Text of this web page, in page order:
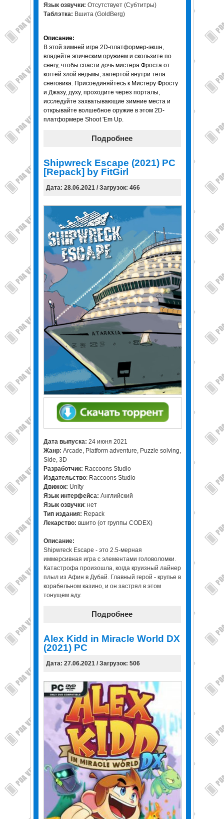
Язык озвучки: Отсутствует (Субтитры)
Таблэтка: Вшита (GoldBerg)
Описание:
В этой зимней игре 2D-платформер-экшн,
владейте эпическим оружием и скользите по
снегу, чтобы спасти дочь мистера Фроста от
когтей злой ведьмы, запертой внутри тела
снеговика. Присоединяйтесь к Мистеру Фросту
и Джазу, духу, проходите через порталы,
исследуйте захватывающие зимние места и
открывайте волшебное оружие в этом 2D-
платформере Shoot 'Em Up.
Подробнее
Shipwreck Escape (2021) PC
[Repack] by FitGirl
Дата: 28.06.2021 / Загрузок: 466
Дата выпуска: 24 июня 2021
Жанр: Arcade, Platform adventure, Puzzle solving,
Side, 3D
Разработчик: Raccoons Studio
Издательство: Raccoons Studio
Движок: Unity
Язык интерфейса: Английский
Язык озвучки: нет
Тип издания: Repack
Лекарство: вшито (от группы CODEX)
Описание:
Shipwreck Escape - это 2.5-мерная
иммерсивная игра с элементами головоломки.
Катастрофа произошла, когда круизный лайнер
плыл из Афин в Дубай. Главный герой - крупье в
корабельном казино, и он застрял в этом
тонущем аду.
Подробнее
Alex Kidd in Miracle World DX
(2021) PC
Дата: 27.06.2021 / Загрузок: 506